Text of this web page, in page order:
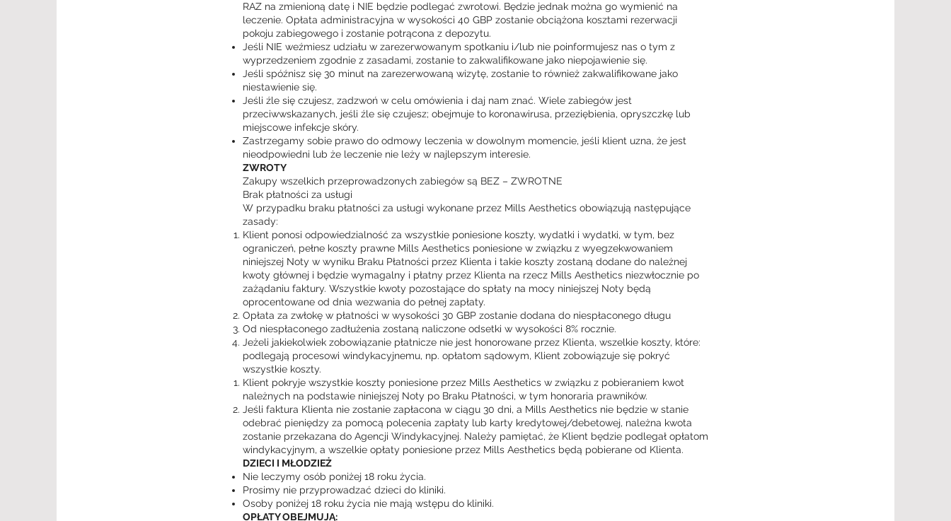
RAZ na zmienioną datę i NIE będzie podlegać zwrotowi. Będzie jednak można go wymienić na
leczenie. Opłata administracyjna w wysokości 40 GBP zostanie obciążona kosztami rezerwacji
pokoju zabiegowego i zostanie potrącona z depozytu.
Jeśli NIE weźmiesz udziału w zarezerwowanym spotkaniu i/lub nie poinformujesz nas o tym z
wyprzedzeniem zgodnie z zasadami, zostanie to zakwalifikowane jako niepojawienie się.
Jeśli spóźnisz się 30 minut na zarezerwowaną wizytę, zostanie to również zakwalifikowane jako
niestawienie się.
Jeśli źle się czujesz, zadzwoń w celu omówienia i daj nam znać. Wiele zabiegów jest
przeciwwskazanych, jeśli źle się czujesz; obejmuje to koronawirusa, przeziębienia, opryszczkę lub
miejscowe infekcje skóry.
Zastrzegamy sobie prawo do odmowy leczenia w dowolnym momencie, jeśli klient uzna, że jest
nieodpowiedni lub że leczenie nie leży w najlepszym interesie.
ZWROTY
Zakupy wszelkich przeprowadzonych zabiegów są BEZ – ZWROTNE
Brak płatności za usługi
W przypadku braku płatności za usługi wykonane przez Mills Aesthetics obowiązują następujące
zasady:
Klient ponosi odpowiedzialność za wszystkie poniesione koszty, wydatki i wydatki, w tym, bez
ograniczeń, pełne koszty prawne Mills Aesthetics poniesione w związku z wyegzekwowaniem
niniejszej Noty w wyniku Braku Płatności przez Klienta i takie koszty zostaną dodane do należnej
kwoty głównej i będzie wymagalny i płatny przez Klienta na rzecz Mills Aesthetics niezwłocznie po
zażądaniu faktury. Wszystkie kwoty pozostające do spłaty na mocy niniejszej Noty będą
oprocentowane od dnia wezwania do pełnej zapłaty.
Opłata za zwłokę w płatności w wysokości 30 GBP zostanie dodana do niespłaconego długu
Od niespłaconego zadłużenia zostaną naliczone odsetki w wysokości 8% rocznie.
Jeżeli jakiekolwiek zobowiązanie płatnicze nie jest honorowane przez Klienta, wszelkie koszty, które:
podlegają procesowi windykacyjnemu, np. opłatom sądowym, Klient zobowiązuje się pokryć
wszystkie koszty.
Klient pokryje wszystkie koszty poniesione przez Mills Aesthetics w związku z pobieraniem kwot
należnych na podstawie niniejszej Noty po Braku Płatności, w tym honoraria prawników.
Jeśli faktura Klienta nie zostanie zapłacona w ciągu 30 dni, a Mills Aesthetics nie będzie w stanie
odebrać pieniędzy za pomocą polecenia zapłaty lub karty kredytowej/debetowej, należna kwota
zostanie przekazana do Agencji Windykacyjnej. Należy pamiętać, że Klient będzie podlegał opłatom
windykacyjnym, a wszelkie opłaty poniesione przez Mills Aesthetics będą pobierane od Klienta.
DZIECI I MŁODZIEŻ
Nie leczymy osób poniżej 18 roku życia.
Prosimy nie przyprowadzać dzieci do kliniki.
Osoby poniżej 18 roku życia nie mają wstępu do kliniki.
OPŁATY OBEJMUJĄ: